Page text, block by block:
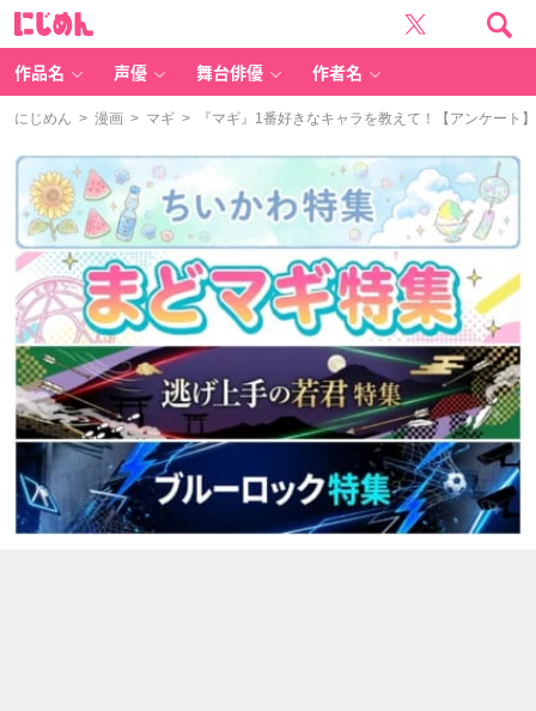
作品名 声優 舞台俳優 作者名
にじめん > 漫画 > マギ > 『マギ』1番好きなキャラを教えて！【アンケート】